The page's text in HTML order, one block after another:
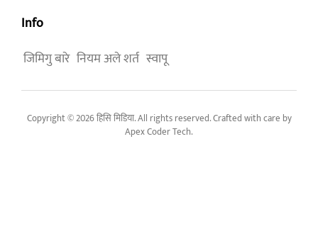
Info
जिमिगु बारे नियम अले शर्त स्वापू
Copyright © 2026 हिसि मिडिया. All rights reserved. Crafted with care by
Apex Coder Tech.